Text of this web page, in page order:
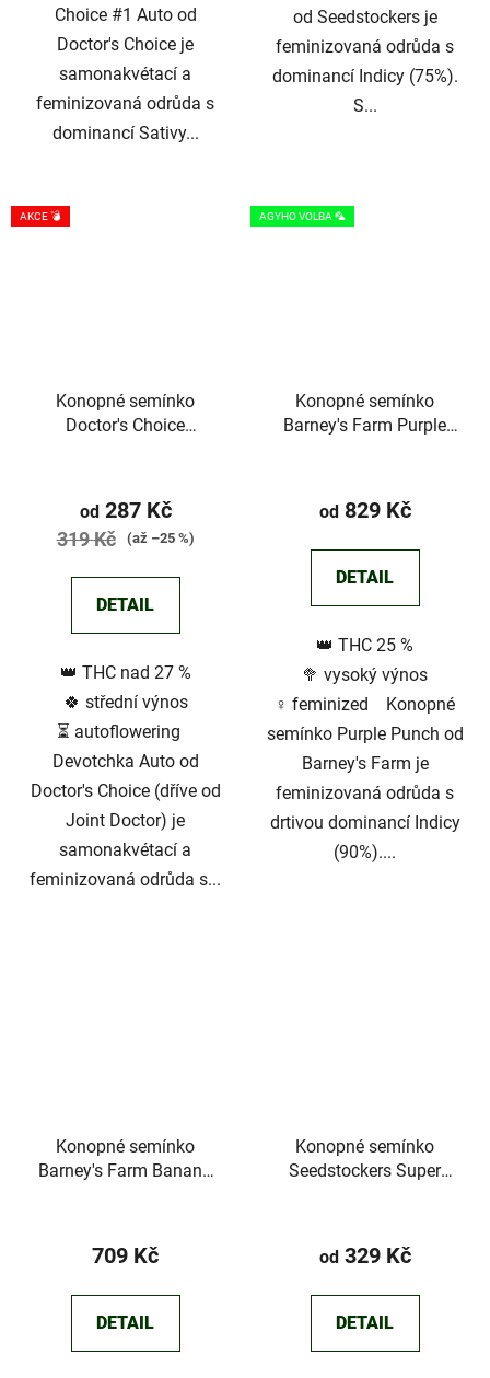
Choice #1 Auto od
Doctor's Choice je
samonakvétací a
feminizovaná odrůda s
dominancí Sativy...
od Seedstockers je
feminizovaná odrůda s
dominancí Indicy (75%).
S...
AKCE 💣
Konopné semínko
Doctor's Choice
hodnocení
produktu
z
hvězdiček.
od287 Kč
319 Kč (až –25 %)
DETAIL
👑 THC nad 27 %
🍀 střední výnos
⏳ autoflowering
Devotchka Auto od
Doctor's Choice (dříve od
Joint Doctor) je
samonakvétací a
feminizovaná odrůda s...
AGYHO VOLBA 🦜
Konopné semínko
Barney's Farm Purple
hodnocení
je
2,8
5
hvězdiček.
od829 Kč
DETAIL
👑 THC 25 %
🥦 vysoký výnos
♀️ feminized Konopné
semínko Purple Punch od
Barney's Farm je
feminizovaná odrůda s
drtivou dominancí Indicy
(90%)....
Konopné semínko
Barney's Farm Banana
hodnocení
3,3
709 Kč
DETAIL
Konopné semínko
Seedstockers Super
od329 Kč
DETAIL